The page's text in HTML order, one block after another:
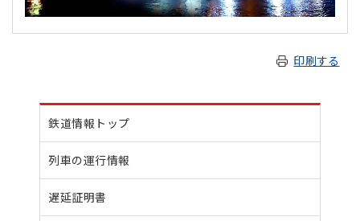
印刷する
鉄道情報トップ
列車の運行情報
遅延証明書